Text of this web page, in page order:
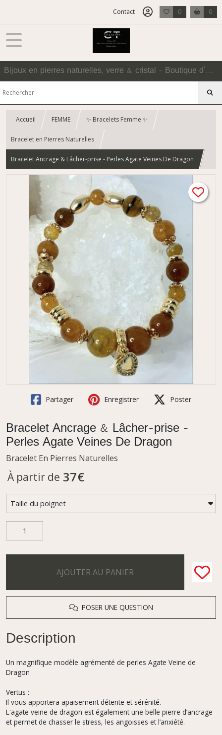
Contact 0 0
Bijoux en pierres naturelles, verre & cristal - Boutique d'Accessoires
Accueil FEMME ✨ Bracelets Femme ✨
Bracelet en Pierres Naturelles
Bracelet Ancrage & Lâcher-prise - Perles Agate Veines De Dragon
Partager Enregistrer Poster
Bracelet Ancrage & Lâcher-prise -
Perles Agate Veines De Dragon
Bracelet En Pierres Naturelles
À partir de 37€
AJOUTER AU PANIER
POSER UNE QUESTION
Description
Un magnifique modèle agrémenté de perles Agate Veine de
Dragon
Vertus :
Il vous apportera apaisement détente et sérénité.
L'agate veine de dragon est également une belle pierre d’ancrage
et permet de chasser le stress, les angoisses et l’anxiété.